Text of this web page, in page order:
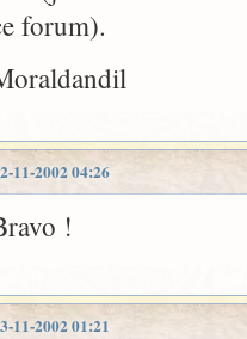
forum).
11-2002 04:26
!
11-2002 01:21